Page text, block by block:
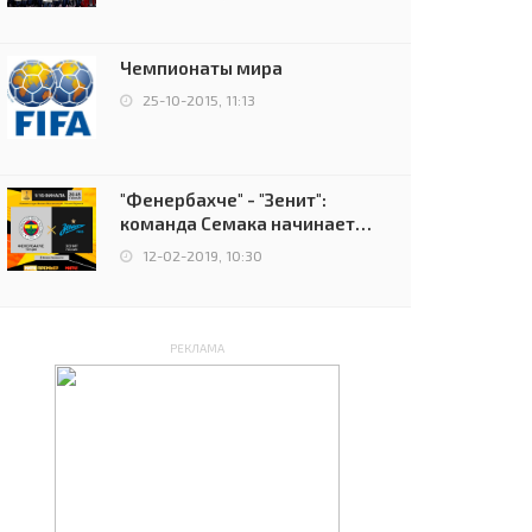
чемпионов.
Чемпионаты мира
25-10-2015, 11:13
"Фенербахче" - "Зенит":
команда Семака начинает
путь в плей-офф Лиги
12-02-2019, 10:30
РЕКЛАМА